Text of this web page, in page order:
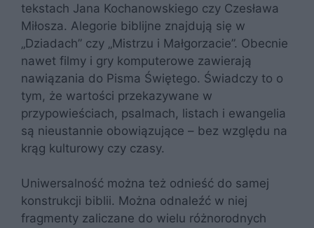
tekstach Jana Kochanowskiego czy Czesława
Miłosza. Alegorie biblijne znajdują się w
„Dziadach” czy „Mistrzu i Małgorzacie”. Obecnie
nawet filmy i gry komputerowe zawierają
nawiązania do Pisma Świętego. Świadczy to o
tym, że wartości przekazywane w
przypowieściach, psalmach, listach i ewangelia
są nieustannie obowiązujące – bez względu na
krąg kulturowy czy czasy.
Uniwersalność można też odnieść do samej
konstrukcji biblii. Można odnaleźć w niej
fragmenty zaliczane do wielu różnorodnych